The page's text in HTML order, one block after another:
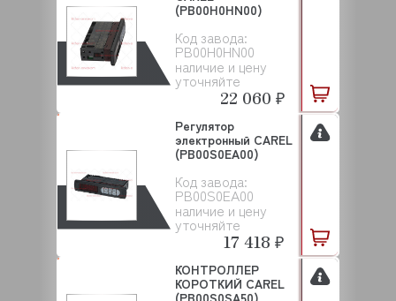
Код завода:
PB00H0HN00
наличие и цену
уточняйте
(PB00H0HN00)
22 060 ₽
Код завода:
PB00S0EA00
наличие и цену
уточняйте
Регулятор
электронный CAREL
(PB00S0EA00)
17 418 ₽
КОНТРОЛЛЕР
КОРОТКИЙ CAREL
(PB00S0SA50)